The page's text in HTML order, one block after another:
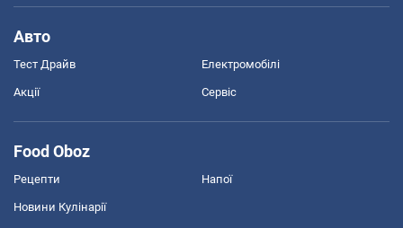
Авто
Тест Драйв Електромобілі
Акції Сервіс
Food Oboz
Рецепти Напої
Новини Кулінарії